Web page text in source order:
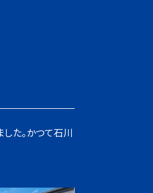
た。かつて石川